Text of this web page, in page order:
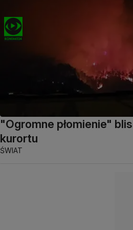
"Ogromne płomienie"
kurortu
ŚWIAT